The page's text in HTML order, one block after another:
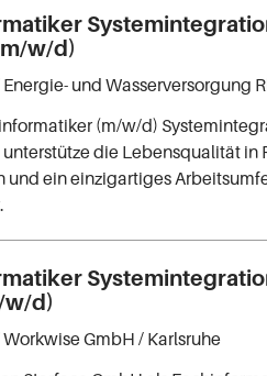
w/d)
Energie- und Wasserversorgung
(m/w/d)
die Lebensqualität in
und ein einzigartiges
w/d)
Workwise GmbH / Karlsruhe